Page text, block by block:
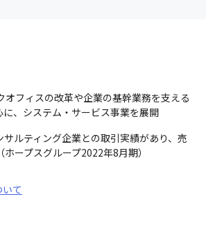
フィスの改革や企業の基幹業務を支える
、システム・サービス事業を展開
ルティング企業との取引実績があり、売
ープスグループ2022年8月期）
て